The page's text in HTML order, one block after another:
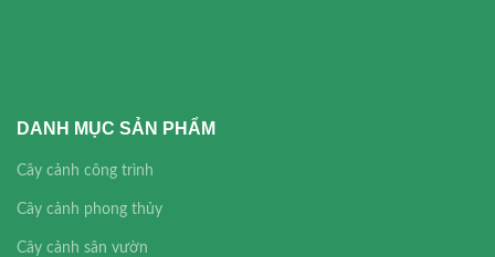
DANH MỤC SẢN PHẨM
Cây cảnh công trình
Cây cảnh phong thủy
Cây cảnh sân vườn